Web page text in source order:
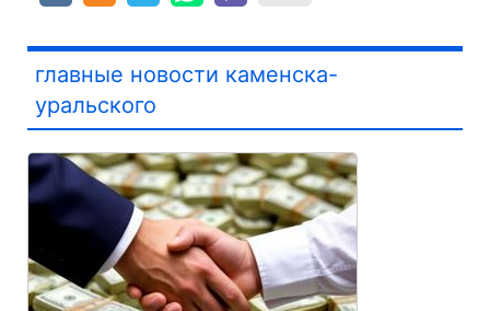
главные новости каменска-
уральского